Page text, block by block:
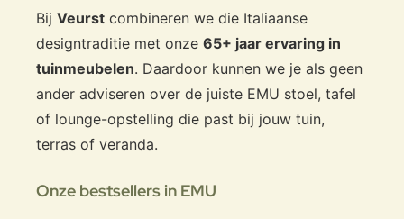
Bij Veurst combineren we die Italiaanse
designtraditie met onze 65+ jaar ervaring in
tuinmeubelen. Daardoor kunnen we je als geen
ander adviseren over de juiste EMU stoel, tafel
of lounge-opstelling die past bij jouw tuin,
terras of veranda.
Onze bestsellers in EMU